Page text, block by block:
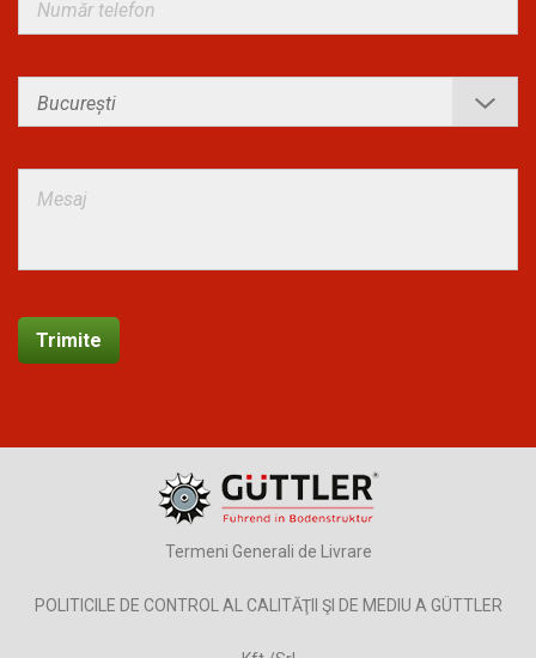
Termeni Generali de Livrare
POLITICILE DE CONTROL AL CALITĂŢII ŞI DE MEDIU A GÜTTLER